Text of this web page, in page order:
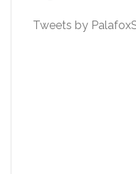
Tweets by